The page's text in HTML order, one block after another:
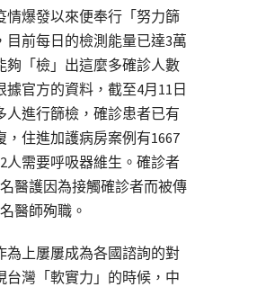
情爆發以來便奉行「努力篩
目前每日的檢測能量已達3萬
夠「檢」出這麼多確診人數
據官方的資料，截至4月11日
人進行篩檢，確診患者已有
，住進加護病房案例有1667
人需要呼吸器維生。確診者
醫護因為接觸確診者而被傳
醫師殉職。
為上屢屢成為各國諮詢的對
台灣「軟實力」的時候，中